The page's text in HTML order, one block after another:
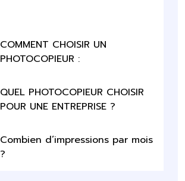
COMMENT CHOISIR UN
PHOTOCOPIEUR :
QUEL PHOTOCOPIEUR CHOISIR
POUR UNE ENTREPRISE ?
Combien d’impressions par mois
?